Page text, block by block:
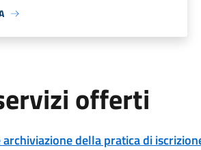
offerti
della pratica di